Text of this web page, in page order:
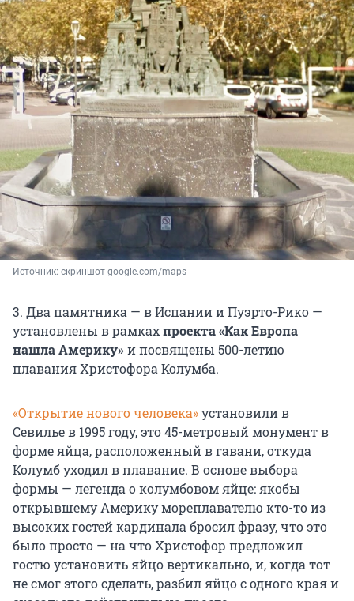
Источник: скриншот google.com/maps
3. Два памятника — в Испании и Пуэрто-Рико —
установлены в рамкахпроекта «Как Европа
нашла Америку»и посвящены 500-летию
плавания Христофора Колумба.
«Открытие нового человека»установили в
Севилье в 1995 году, это 45-метровый монумент в
форме яйца, расположенный в гавани, откуда
Колумб уходил в плавание. В основе выбора
формы — легенда о колумбовом яйце: якобы
открывшему Америку мореплавателю кто-то из
высоких гостей кардинала бросил фразу, что это
было просто — на что Христофор предложил
гостю установить яйцо вертикально, и, когда тот
не смог этого сделать, разбил яйцо с одного края и